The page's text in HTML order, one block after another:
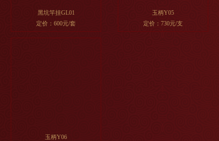
黑坑竿挂GL01
定价：600元/套
玉柄Y05
定价：730元/支
玉柄Y06